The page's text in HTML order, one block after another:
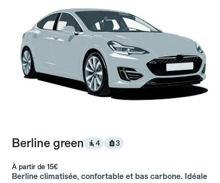
Berline green 4 3
À partir de 15€
Berline climatisée, confortable et bas carbone. Idéale